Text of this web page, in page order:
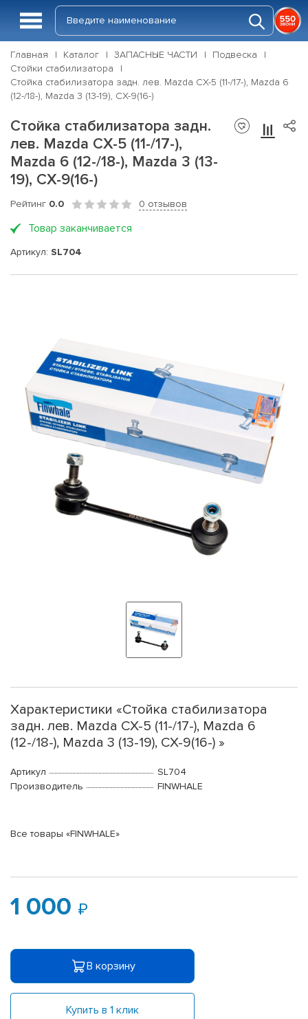
Главная Каталог ЗАПАСНЫЕ ЧАСТИ
Подвеска
Стойки стабилизатора
Стойка стабилизатора задн. лев. Mazda CX-5 (11-/17-), Mazda 6
(12-/18-), Mazda 3 (13-19), CX-9(16-)
Стойка стабилизатора задн.
лев. Mazda CX-5 (11-/17-),
Mazda 6 (12-/18-), Mazda 3 (13-
19), CX-9(16-)
Рейтинг 0.0 0 отзывов
Товар заканчивается
Артикул: SL704
Характеристики «Стойка стабилизатора
задн. лев. Mazda CX-5 (11-/17-), Mazda 6
(12-/18-), Mazda 3 (13-19), CX-9(16-) »
Артикул
SL704
Производитель
FINWHALE
Все товары «FINWHALE»
1 000
В корзину
Купить в 1 клик